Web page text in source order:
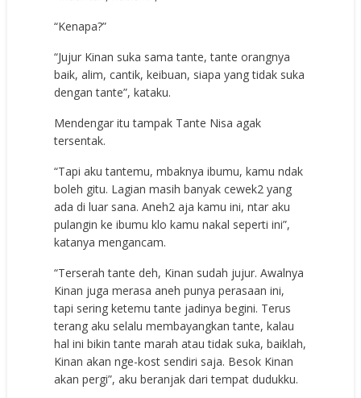
“Kenapa?”
“Jujur Kinan suka sama tante, tante orangnya
baik, alim, cantik, keibuan, siapa yang tidak suka
dengan tante”, kataku.
Mendengar itu tampak Tante Nisa agak
tersentak.
“Tapi aku tantemu, mbaknya ibumu, kamu ndak
boleh gitu. Lagian masih banyak cewek2 yang
ada di luar sana. Aneh2 aja kamu ini, ntar aku
pulangin ke ibumu klo kamu nakal seperti ini”,
katanya mengancam.
“Terserah tante deh, Kinan sudah jujur. Awalnya
Kinan juga merasa aneh punya perasaan ini,
tapi sering ketemu tante jadinya begini. Terus
terang aku selalu membayangkan tante, kalau
hal ini bikin tante marah atau tidak suka, baiklah,
Kinan akan nge-kost sendiri saja. Besok Kinan
akan pergi”, aku beranjak dari tempat dudukku.